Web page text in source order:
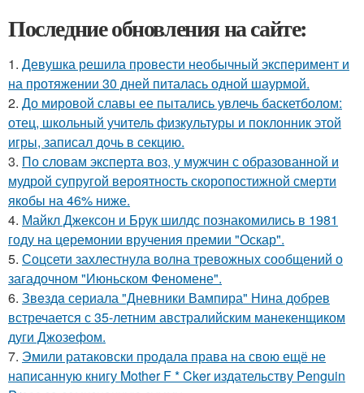
Последние обновления на сайте:
1. Девушка решила провести необычный эксперимент и
на протяжении 30 дней питалась одной шаурмой.
2. До мировой славы ее пытались увлечь баскетболом:
отец, школьный учитель физкультуры и поклонник этой
игры, записал дочь в секцию.
3. По словам эксперта воз, у мужчин с образованной и
мудрой супругой вероятность скоропостижной смерти
якобы на 46% ниже.
4. Майкл Джексон и Брук шилдс познакомились в 1981
году на церемонии вручения премии "Оскар".
5. Соцсети захлестнула волна тревожных сообщений о
загадочном "Июньском Феномене".
6. Звeздa сериала "Дневники Вампира" Нина добрев
встречается с 35-летним австралийским манекенщиком
дуги Джозефом.
7. Эмили ратаковски продала права на свою ещё не
написанную книгу Mother F * Cker издательству Penguin